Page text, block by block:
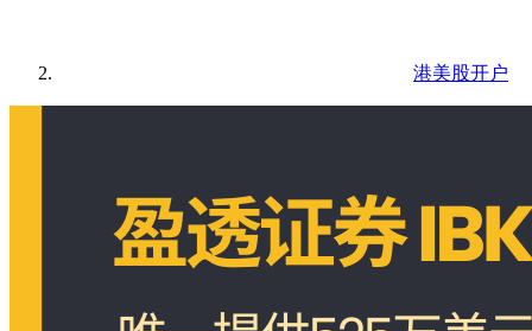
港美股开户